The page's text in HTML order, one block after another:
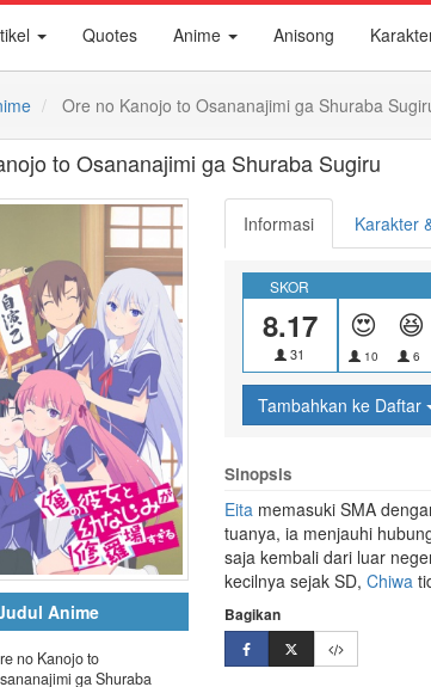
Quotes Anime Anisong
Ore no Kanojo to Osananajimi ga Shuraba
to Osananajimi ga Shuraba Sugiru
Anime
no Kanojo to
ga Shuraba
Informasi Karakter
SKOR
8.17
31
😍
10
😆
6
Tambahkan ke Daftar
Sinopsis
Eitamemasuki SMA
tuanya, ia menjauhi
saja kembali dari luar
kecilnya sejak SD, Chiwa
Bagikan